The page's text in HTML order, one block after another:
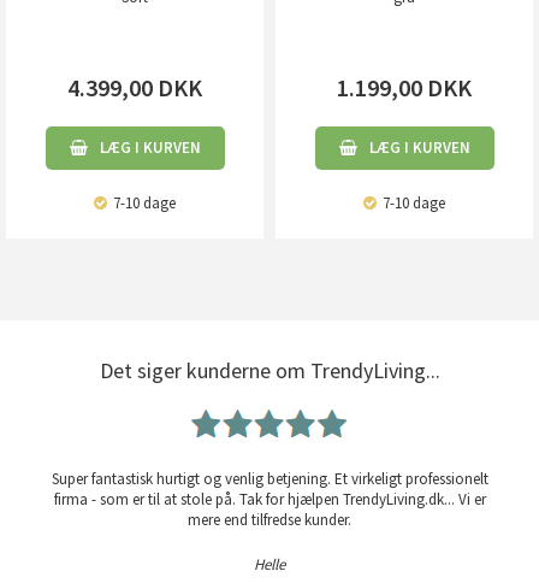
4.399,00 DKK
LÆG I KURVEN
7-10 dage
1.199,00 DKK
LÆG I KURVEN
7-10 dage
Det siger kunderne om TrendyLiving...
Super fantastisk hurtigt og venlig betjening. Et virkeligt professionelt
firma - som er til at stole på. Tak for hjælpen TrendyLiving.dk... Vi er
mere end tilfredse kunder.
Helle